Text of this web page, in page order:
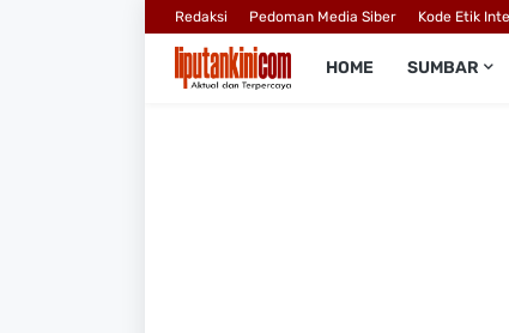
Redaksi Pedoman Media Siber Kode Etik
HOME SUMBAR